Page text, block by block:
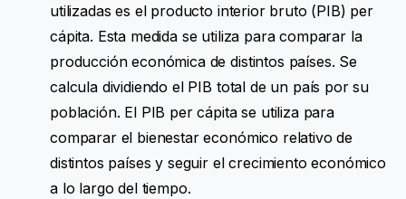
utilizadas es el producto interior bruto (PIB) per
cápita. Esta medida se utiliza para comparar la
producción económica de distintos países. Se
calcula dividiendo el PIB total de un país por su
población. El PIB per cápita se utiliza para
comparar el bienestar económico relativo de
distintos países y seguir el crecimiento económico
a lo largo del tiempo.